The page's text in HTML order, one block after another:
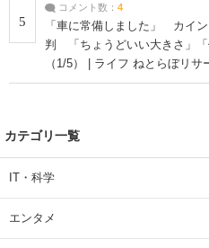
5
コメント数： 4
「車に常備しました」 カイ
判 「ちょうどいい大きさ」「
（1/5） | ライフ ねとらぼリサ
カテゴリ一覧
IT・科学
エンタメ